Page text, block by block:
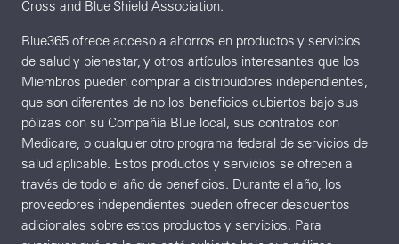
Cross and Blue Shield Association.
Blue365 ofrece acceso a ahorros en productos y servicios
de salud y bienestar, y otros artículos interesantes que los
Miembros pueden comprar a distribuidores independientes,
que son diferentes de no los beneficios cubiertos bajo sus
pólizas con su Compañía Blue local, sus contratos con
Medicare, o cualquier otro programa federal de servicios de
salud aplicable. Estos productos y servicios se ofrecen a
través de todo el año de beneficios. Durante el año, los
proveedores independientes pueden ofrecer descuentos
adicionales sobre estos productos y servicios. Para